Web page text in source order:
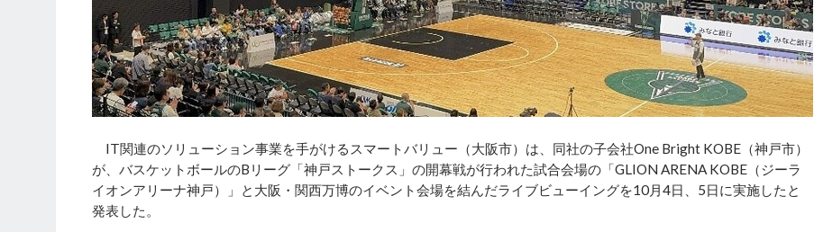
IT関連のソリューション事業を手がけるスマートバリュー（大阪市）は、同社の子会社One Bright KOBE（神戸市）
が、バスケットボールのBリーグ「神戸ストークス」の開幕戦が行われた試合会場の「GLION ARENA KOBE（ジーラ
イオンアリーナ神戸）」と大阪・関西万博のイベント会場を結んだライブビューイングを10月4日、5日に実施したと
発表した。